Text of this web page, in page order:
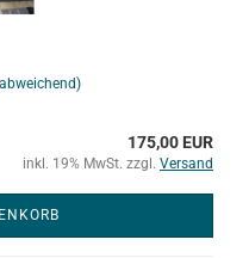
175,00 EUR
inkl. 19% MwSt. zzgl. Versand